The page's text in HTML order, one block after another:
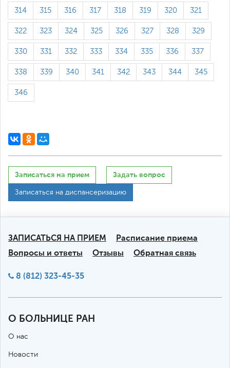
314 315 316 317 318 319 320 321
322 323 324 325 326 327 328 329
330 331 332 333 334 335 336 337
338 339 340 341 342 343 344 345
346
Записаться на прием Задать вопрос
Записаться на диспансеризацию
ЗАПИСАТЬСЯ НА ПРИЕМ
Расписание приема
Вопросы и ответы
Отзывы Обратная связь
8 (812) 323-45-35
О БОЛЬНИЦЕ РАН
О нас
Новости